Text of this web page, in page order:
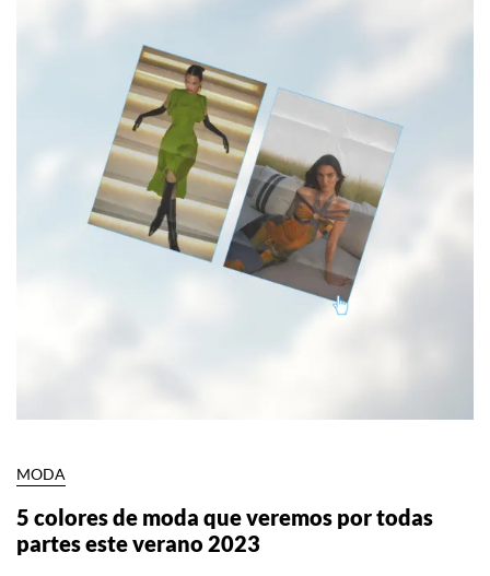
MODA
5 colores de moda que veremos por todas
partes este verano 2023